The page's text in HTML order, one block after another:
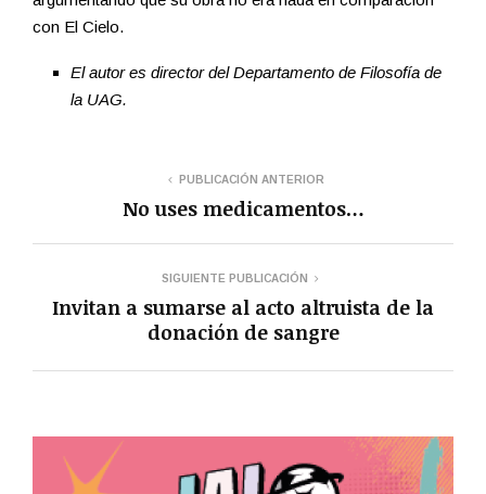
con El Cielo.
El autor es director del Departamento de Filosofía de
la UAG.
PUBLICACIÓN ANTERIOR
No uses medicamentos…
SIGUIENTE PUBLICACIÓN
Invitan a sumarse al acto altruista de la
donación de sangre